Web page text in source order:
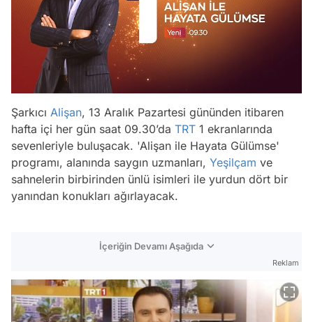
Şarkıcı Alişan, 13 Aralık Pazartesi gününden itibaren
hafta içi her gün saat 09.30’da TRT 1 ekranlarında
sevenleriyle buluşacak. 'Alişan ile Hayata Gülümse'
programı, alanında saygın uzmanları, Yeşilçam ve
sahnelerin birbirinden ünlü isimleri ile yurdun dört bir
yanından konukları ağırlayacak.
İçeriğin Devamı Aşağıda
Reklam